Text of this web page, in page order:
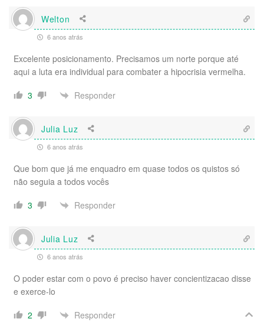
Welton
6 anos atrás
Excelente posicionamento. Precisamos um norte porque até
aqui a luta era individual para combater a hipocrisia vermelha.
3
Responder
Julia Luz
6 anos atrás
Que bom que já me enquadro em quase todos os quistos só
não seguia a todos vocês
3
Responder
Julia Luz
6 anos atrás
O poder estar com o povo é preciso haver concientizacao disse
e exerce-lo
2
Responder